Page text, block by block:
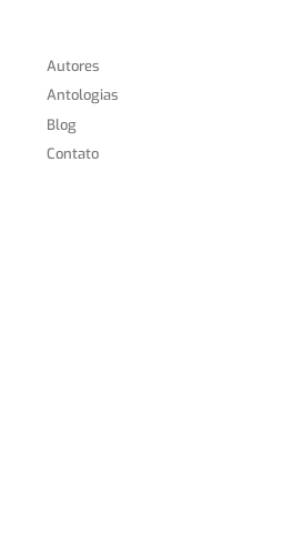
Autores
Antologias
Blog
Contato